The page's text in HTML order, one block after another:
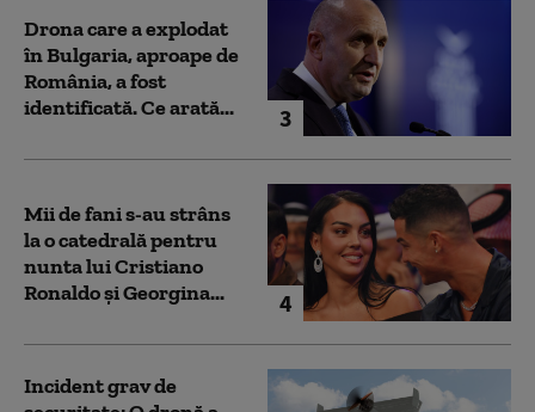
3
Drona care a explodat
în Bulgaria, aproape de
România, a fost
identificată. Ce arată...
4
Mii de fani s-au strâns
la o catedrală pentru
nunta lui Cristiano
Ronaldo şi Georgina...
Incident grav de